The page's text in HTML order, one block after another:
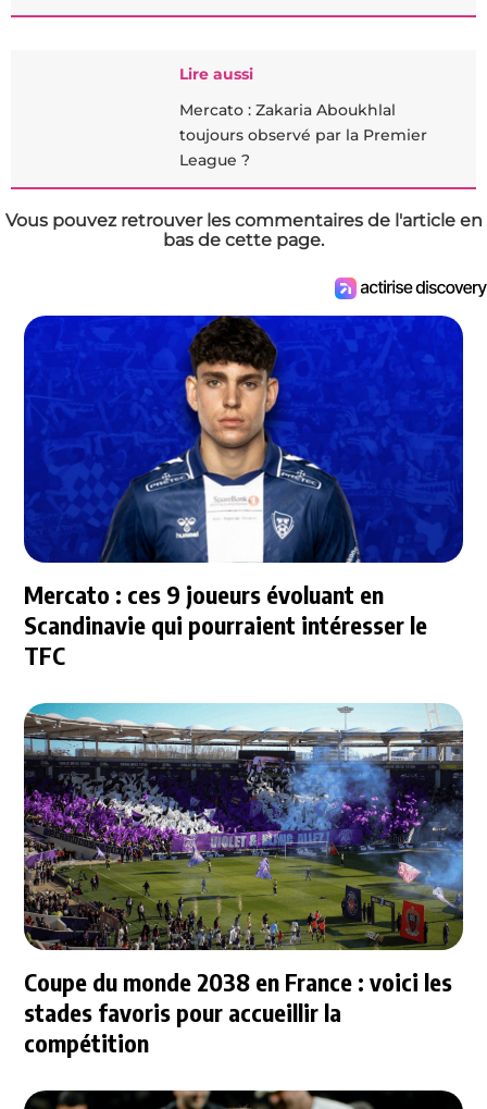
Lire aussi
Mercato : Zakaria Aboukhlal
toujours observé par la Premier
League ?
Vous pouvez retrouver les commentaires de l'article en
bas de cette page.
Mercato : ces 9 joueurs évoluant en
Scandinavie qui pourraient intéresser le
TFC
Coupe du monde 2038 en France : voici les
stades favoris pour accueillir la
compétition